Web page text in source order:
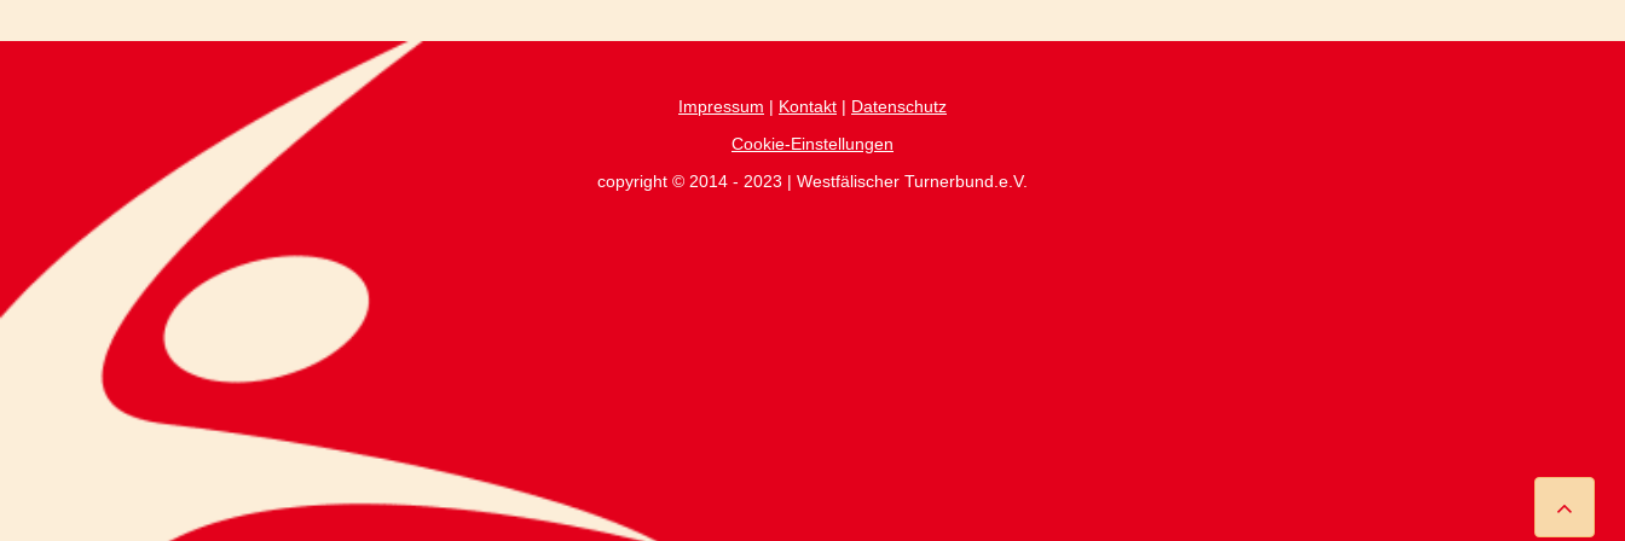
Impressum | Kontakt | Datenschutz
Cookie-Einstellungen
copyright © 2014 - 2023 | Westfälischer Turnerbund.e.V.